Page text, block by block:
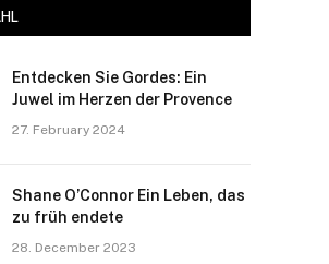
Entdecken Sie Gordes: Ein
Juwel im Herzen der Provence
27. February 2024
Shane O’Connor Ein Leben, das
zu früh endete
28. December 2023